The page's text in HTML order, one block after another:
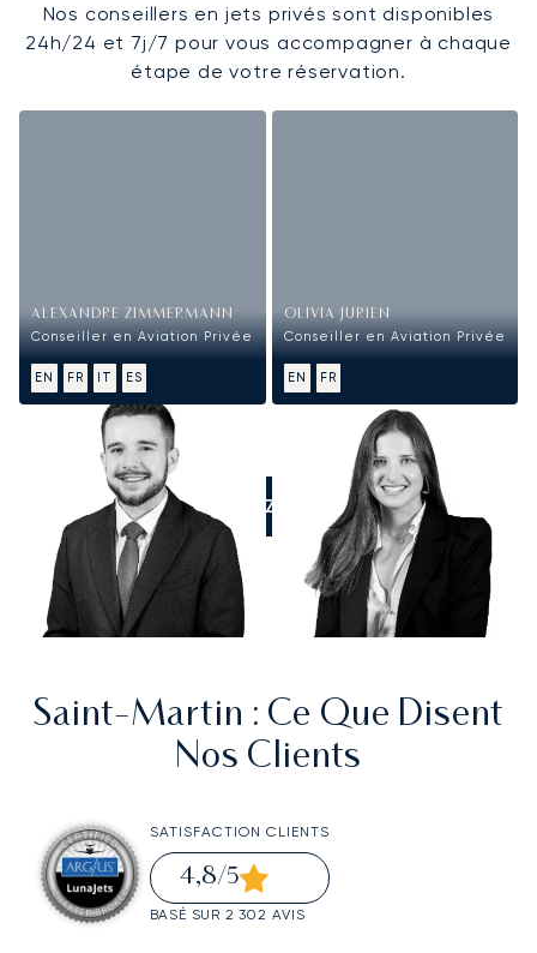
Nos conseillers en jets privés sont disponibles
24h/24 et 7j/7 pour vous accompagner à chaque
étape de votre réservation.
ALEXANDRE ZIMMERMANN
Conseiller en Aviation Privée
EN FR IT ES
OLIVIA JURIEN
Conseiller en Aviation Privée
EN FR
APPELEZ-NOUS
Saint-Martin : Ce Que Disent
Nos Clients
SATISFACTION CLIENTS
4,8/5
BASÉ SUR 2 302 AVIS